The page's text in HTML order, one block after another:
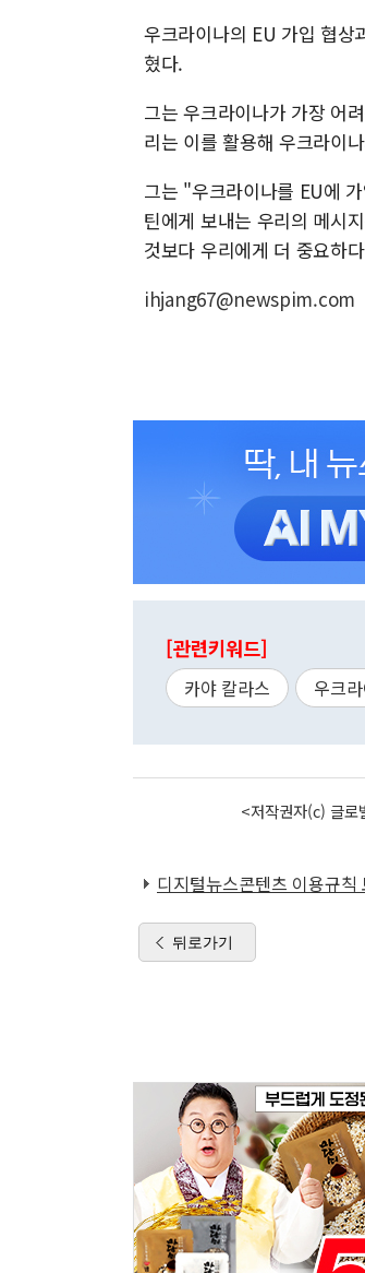
우크라이나의 EU 가입 협
혔다.
그는 우크라이나가 가장 어
리는 이를 활용해 우크라이
그는 "우크라이나를 EU에
틴에게 보내는 우리의 메시
것보다 우리에게 더 중요하
ihjang67@newspim.com
[관련키워드]
카야 칼라스 우크
<저작권자(c) 글
디지털뉴스콘텐츠 이용규칙
뒤로가기